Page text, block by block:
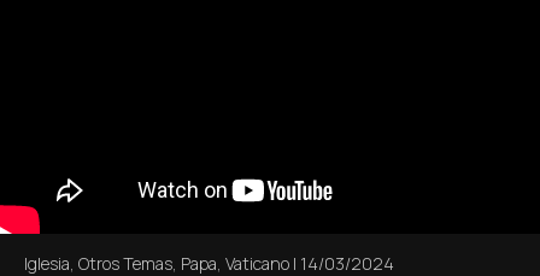
Iglesia, Otros Temas, Papa, Vaticano | 14/03/2024